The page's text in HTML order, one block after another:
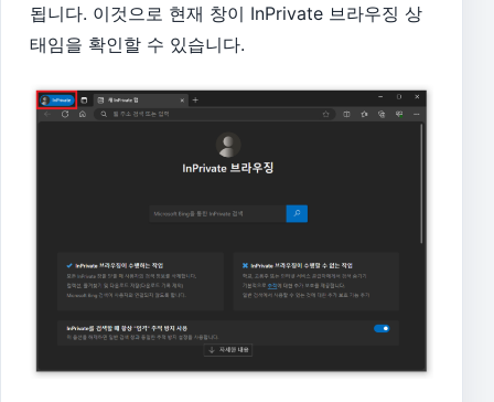
됩니다. 이것으로 현재 창이 InPrivate 브라우징 상
태임을 확인할 수 있습니다.